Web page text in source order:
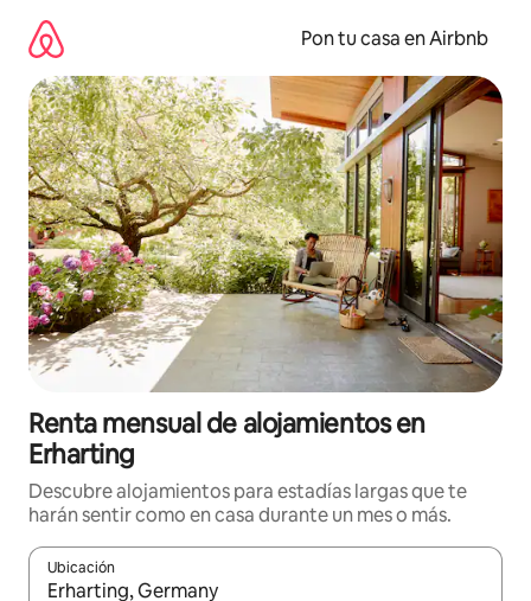
contenido
Pon tu casa en Airbnb
Renta mensual de alojamientos en
Erharting
Descubre alojamientos para estadías largas que te
harán sentir como en casa durante un mes o más.
Ubicación
Cuando los resultados estén disponibles, navega con las